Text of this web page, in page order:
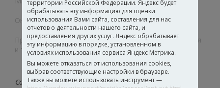
Онлайн подбор клеев для напольных покрытий
Промышленные клеи и герметики для машиностроения
и транспорта
Создаем собственные рецептуры и технологии
территории Российской Федерации. Яндекс будет
обрабатывать эту информацию для оценки
использования Вами сайта, составления для нас
отчетов о деятельности нашего сайта, и
предоставления других услуг. Яндекс обрабатывает
эту информацию в порядке, установленном в
условиях использования сервиса Яндекс Метрика.
Вы можете отказаться от использования cookies,
выбрав соответствующие настройки в браузере.
Также вы можете использовать инструмент —